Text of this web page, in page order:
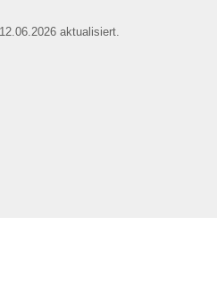
und ist nicht
aktualisiert.